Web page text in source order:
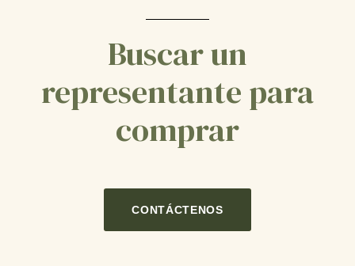
Buscar un
representante para
comprar
CONTÁCTENOS